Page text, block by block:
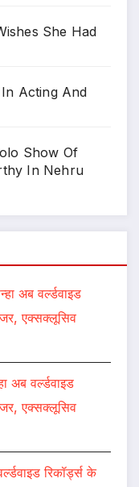
She Had
Acting And
Show Of
In Nehru
अब वर्ल्डवाइड
एक्सक्लूसिव
अब वर्ल्डवाइड
एक्सक्लूसिव
रिकॉर्ड्स के